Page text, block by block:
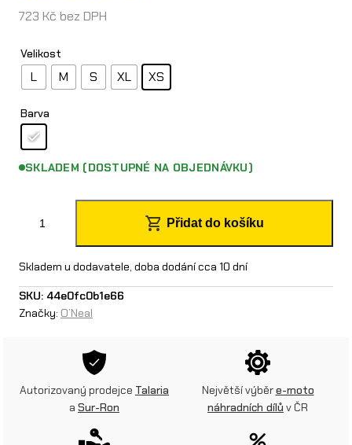
723 Kč bez DPH
Velikost
L M S XL XS
Barva
SKLADEM (DOSTUPNÉ NA OBJEDNÁVKU)
N
e
a
Přidat do košíku
Skladem u dodavatele, doba dodání cca 10 dní
SKU: 44e0fc0b1e66
Značky: O’Neal
Autorizovaný prodejce Talaria
a Sur-Ron
Největší výběre-moto
náhradních dílů v ČR